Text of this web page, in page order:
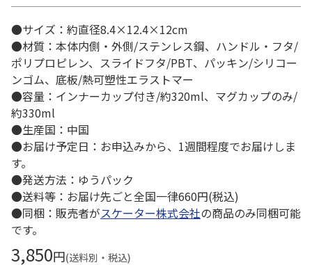
●サイズ：約直径8.4×12.4×12cm
●材質：本体内側・外側/ステンレス鋼、ハンドル・フタ/
ポリプロピレン、スライドフタ/PBT、パッキン/シリコー
ンゴム、底板/熱可塑性エラストマー
●容量：インナーカップ付き/約320ml、マグカップのみ/
約330ml
●生産国：中国
●お届け予定日：お申込みから、1週間程度でお届けしま
す。
●発送方法：ゆうパック
●送料等：お届け先ごと全国一律660円(税込)
●同梱：販売者がスケーター株式会社の商品のみ同梱可能
です。
3,850円(送料別・税込)